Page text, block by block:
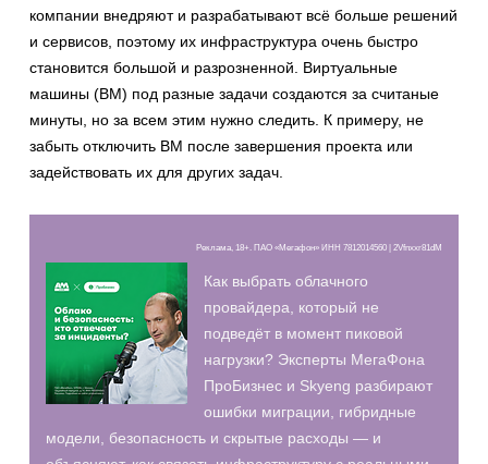
компании внедряют и разрабатывают всё больше решений
и сервисов, поэтому их инфраструктура очень быстро
становится большой и разрозненной. Виртуальные
машины (ВМ) под разные задачи создаются за считаные
минуты, но за всем этим нужно следить. К примеру, не
забыть отключить ВМ после завершения проекта или
задействовать их для других задач.
Реклама, 18+. ПАО «Мегафон» ИНН 7812014560 | 2Vfnxxr81dM
Как выбрать облачного
провайдера, который не
подведёт в момент пиковой
нагрузки? Эксперты МегаФона
ПроБизнес и Skyeng разбирают
ошибки миграции, гибридные
модели, безопасность и скрытые расходы — и